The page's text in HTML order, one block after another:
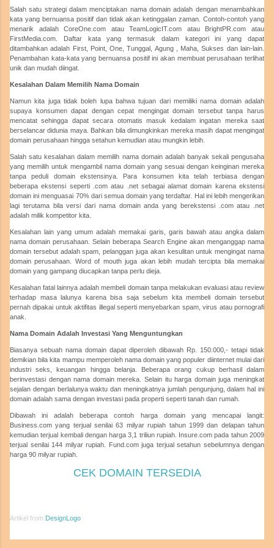
Salah satu strategi dalam menciptakan nama domain adalah dengan menambahkan
kata yang bernuansa positif dan tidak akan ketinggalan zaman. Contoh-contoh yang
menarik adalah CoreOne.com atau TeamLogicIT.com atau BrightPR.com atau
FirstMedia.com. Daftar kata yang termasuk dalam kategori ini yang dapat
ditambahkan adalah First, Point, One, Tunggal, Agung , Maha, Sukses dan lain-lain.
Penambahan kata-kata yang bernuansa positif ini akan membuat perusahaan terlihat
unik dan mudah diingat.
Kesalahan Dalam Memilih Nama Domain
Namun kita juga tidak boleh lupa bahwa tujuan dari memiliki nama domain adalah
supaya konsumen dapat dengan cepat mengingat domain tersebut tanpa harus
mencatat sehingga dapat secara otomatis masuk kedalam ingatan mereka saat
berselancar didunia maya. Bahkan bila dimungkinkan mereka masih dapat mengingat
domain perusahaan hingga setahun kemudian atau mungkin lebih.
Salah satu kesalahan dalam memilih nama domain adalah banyak sekali pengusaha
yang memilih untuk mengambil nama domain yang sesuai dengan keinginan mereka
tanpa peduli domain ekstensinya. Para konsumen kita telah terbiasa dengan
beberapa ekstensi seperti .com atau .net sebagai alamat domain karena ekstensi
domain ini menguasai 70% dari semua domain yang terdaftar. Hal ini lebih mengerikan
lagi terutama bila versi dari nama domain anda yang berekstensi .com atau .net
adalah milik kompetitor kita.
Kesalahan lain yang umum adalah memakai garis, garis bawah atau angka dalam
nama domain perusahaan. Selain beberapa Search Engine akan menganggap nama
domain tersebut adalah spam, pelanggan juga akan kesulitan untuk mengingat nama
domain perusahaan. Word of mouth juga akan lebih mudah tercipta bila memakai
domain yang gampang diucapkan tanpa perlu dieja.
Kesalahan fatal lainnya adalah membeli domain tanpa melakukan evaluasi atau review
terhadap masa lalunya karena bisa saja sebelum kita membeli domain tersebut
pernah dipakai untuk aktifitas illegal seperti menyebarkan spam, virus atau pornografi
anak.
Nama Domain Adalah Investasi Yang Menguntungkan
Biasanya sebuah nama domain dapat diperoleh dibawah Rp. 150.000,- tetapi tidak
demikian bila kita mampu memperoleh nama domain yang populer diinternet mulai dari
industri seks, keuangan hingga belanja. Beberapa orang cukup berhasil dalam
berinvestasi dengan nama domain mereka. Selain itu harga domain juga meningkat
sejalan dengan berlalunya waktu dan meningkatnya jumlah pengunjung, dalam hal ini
domain adalah sama dengan investasi pada properti seperti tanah dan rumah.
Dibawah ini adalah beberapa contoh harga domain yang mencapai langit:
Business.com yang terjual senilai 63 milyar rupiah tahun 1999 dan delapan tahun
kemudian terjual kembali dengan harga 3,1 triliun rupiah. Insure.com pada tahun 2009
terjual senilai 144 milyar rupiah. Fund.com juga terjual setahun sebelumnya dengan
harga 90 milyar rupiah.
CEK DOMAIN TERSEDIA
Artikel from DesignLogo